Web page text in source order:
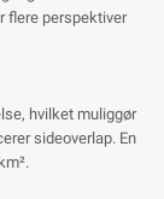
flere perspektiver
hvilket muliggør
sideoverlap. En